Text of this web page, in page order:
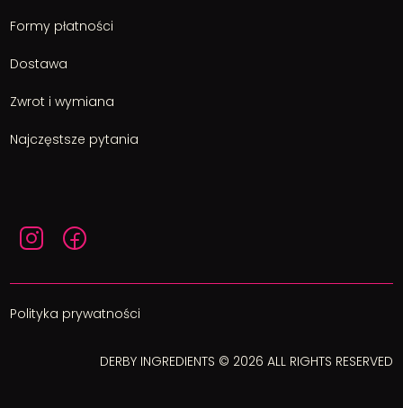
Formy płatności
Dostawa
Zwrot i wymiana
Najczęstsze pytania
Polityka prywatności
DERBY INGREDIENTS © 2026 ALL RIGHTS RESERVED